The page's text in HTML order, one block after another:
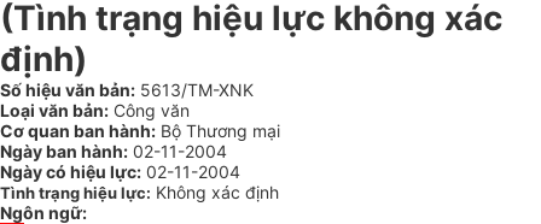
(Tình trạng hiệu lực không xác
định)
Số hiệu văn bản: 5613/TM-XNK
Loại văn bản: Công văn
Cơ quan ban hành: Bộ Thương mại
Ngày ban hành: 02-11-2004
Ngày có hiệu lực: 02-11-2004
Tình trạng hiệu lực: Không xác định
Ngôn ngữ: